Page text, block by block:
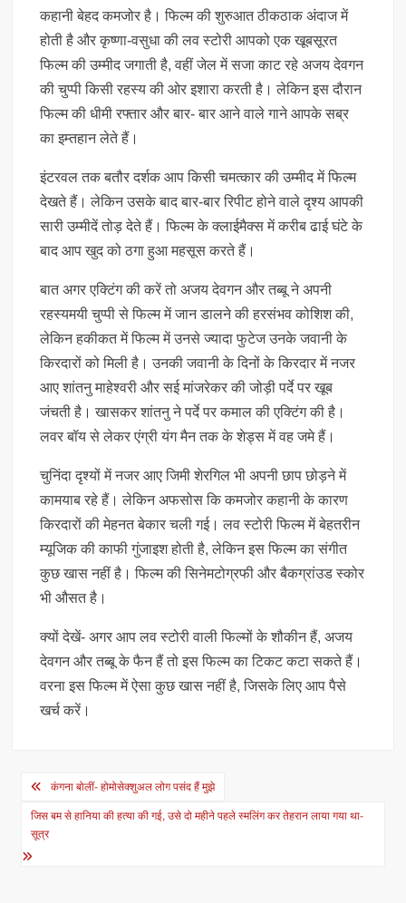
कहानी बेहद कमजोर है। फिल्म की शुरुआत ठीकठाक अंदाज में
होती है और कृष्णा-वसुधा की लव स्टोरी आपको एक खूबसूरत
फिल्म की उम्मीद जगाती है, वहीं जेल में सजा काट रहे अजय देवगन
की चुप्पी किसी रहस्य की ओर इशारा करती है। लेकिन इस दौरान
फिल्म की धीमी रफ्तार और बार- बार आने वाले गाने आपके सब्र
का इम्तहान लेते हैं।
इंटरवल तक बतौर दर्शक आप किसी चमत्कार की उम्मीद में फिल्म
देखते हैं। लेकिन उसके बाद बार-बार रिपीट होने वाले दृश्य आपकी
सारी उम्मीदें तोड़ देते हैं। फिल्म के क्लाईमैक्स में करीब ढाई घंटे के
बाद आप खुद को ठगा हुआ महसूस करते हैं।
बात अगर एक्टिंग की करें तो अजय देवगन और तब्बू ने अपनी
रहस्यमयी चुप्पी से फिल्म में जान डालने की हरसंभव कोशिश की,
लेकिन हकीकत में फिल्म में उनसे ज्यादा फुटेज उनके जवानी के
किरदारों को मिली है। उनकी जवानी के दिनों के किरदार में नजर
आए शांतनु माहेश्वरी और सई मांजरेकर की जोड़ी पर्दे पर खूब
जंचती है। खासकर शांतनु ने पर्दे पर कमाल की एक्टिंग की है।
लवर बॉय से लेकर एंग्री यंग मैन तक के शेड्स में वह जमे हैं।
चुनिंदा दृश्यों में नजर आए जिमी शेरगिल भी अपनी छाप छोड़ने में
कामयाब रहे हैं। लेकिन अफसोस कि कमजोर कहानी के कारण
किरदारों की मेहनत बेकार चली गई। लव स्टोरी फिल्म में बेहतरीन
म्यूजिक की काफी गुंजाइश होती है, लेकिन इस फिल्म का संगीत
कुछ खास नहीं है। फिल्म की सिनेमटोग्रफी और बैकग्रांउड स्कोर
भी औसत है।
क्‍यों देखें- अगर आप लव स्टोरी वाली फिल्मों के शौकीन हैं, अजय
देवगन और तब्बू के फैन हैं तो इस फिल्म का टिकट कटा सकते हैं।
वरना इस फिल्म में ऐसा कुछ खास नहीं है, जिसके लिए आप पैसे
खर्च करें।
Post
navigation
कंगना बोलीं- होमोसेक्शुअल लोग पसंद हैं मुझे
जिस बम से हानिया की हत्या की गई, उसे दो महीने पहले स्मलिंग कर तेहरान लाया गया था-
सूत्र